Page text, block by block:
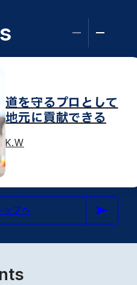
道を守るプロとして
地元に貢献できる
K.W
ップへ